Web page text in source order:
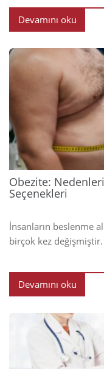
Devamını oku
Obezite:
Seçenekleri
İnsanların beslenme
birçok kez
Devamını oku